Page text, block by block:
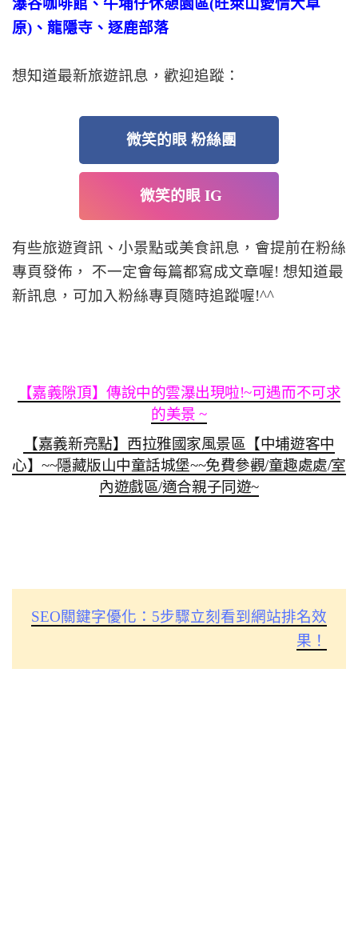
瀑谷咖啡館、牛埔仔休憩園區(旺萊山愛情大草
原)、龍隱寺、逐鹿部落
想知道最新旅遊訊息，歡迎追蹤：
微笑的眼 粉絲團
微笑的眼 IG
有些旅遊資訊、小景點或美食訊息，會提前在粉絲
專頁發佈， 不一定會每篇都寫成文章喔! 想知道最
新訊息，可加入粉絲專頁隨時追蹤喔!^^
【嘉義隙頂】傳說中的雲瀑出現啦!~可遇而不可求
的美景 ~
【嘉義新亮點】西拉雅國家風景區【中埔遊客中
心】~~隱藏版山中童話城堡~~免費參觀/童趣處處/室
內遊戲區/適合親子同遊~
SEO關鍵字優化：5步驟立刻看到網站排名效
果！